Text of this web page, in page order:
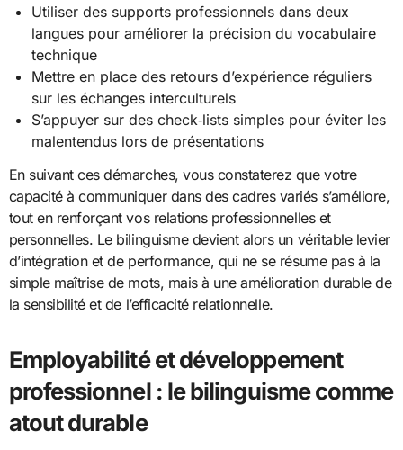
Utiliser des supports professionnels dans deux
langues pour améliorer la précision du vocabulaire
technique
Mettre en place des retours d’expérience réguliers
sur les échanges interculturels
S’appuyer sur des check‑lists simples pour éviter les
malentendus lors de présentations
En suivant ces démarches, vous constaterez que votre
capacité à communiquer dans des cadres variés s’améliore,
tout en renforçant vos relations professionnelles et
personnelles. Le bilinguisme devient alors un véritable levier
d’intégration et de performance, qui ne se résume pas à la
simple maîtrise de mots, mais à une amélioration durable de
la sensibilité et de l’efficacité relationnelle.
Employabilité et développement
professionnel : le bilinguisme comme
atout durable